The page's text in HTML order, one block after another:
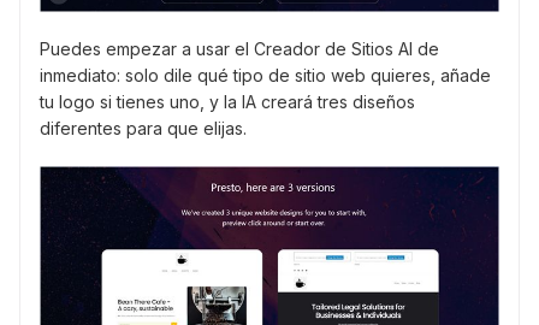
Puedes empezar a usar el Creador de Sitios AI de
inmediato: solo dile qué tipo de sitio web quieres, añade
tu logo si tienes uno, y la IA creará tres diseños
diferentes para que elijas.